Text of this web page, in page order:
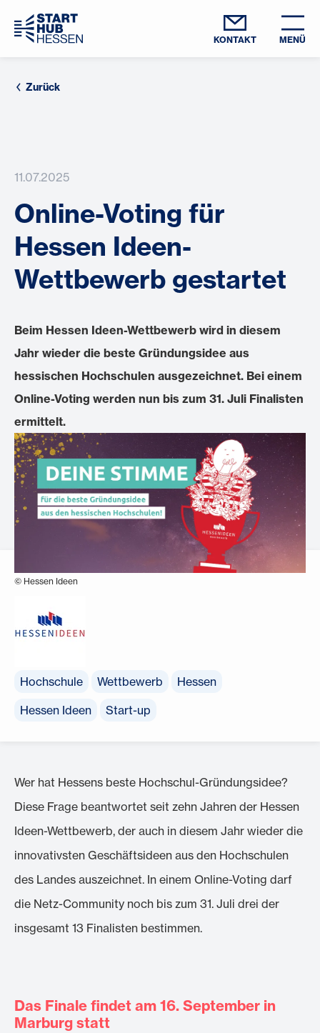
KONTAKT MENÜ
Zurück
11.07.2025
Online-Voting für
Hessen Ideen-
Wettbewerb gestartet
Beim Hessen Ideen-Wettbewerb wird in diesem
Jahr wieder die beste Gründungsidee aus
hessischen Hochschulen ausgezeichnet. Bei einem
Online-Voting werden nun bis zum 31. Juli Finalisten
ermittelt.
© Hessen Ideen
Hochschule Wettbewerb
Hessen
Hessen Ideen
Start-up
Wer hat Hessens beste Hochschul-Gründungsidee?
Diese Frage beantwortet seit zehn Jahren der Hessen
Ideen-Wettbewerb, der auch in diesem Jahr wieder die
innovativsten Geschäftsideen aus den Hochschulen
des Landes auszeichnet. In einem Online-Voting darf
die Netz-Community noch bis zum 31. Juli drei der
insgesamt 13 Finalisten bestimmen.
Das Finale findet am 16. September in
Marburg statt